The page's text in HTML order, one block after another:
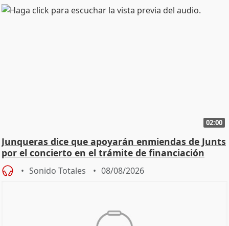
02:00
Junqueras dice que apoyarán enmiendas de Junts
por el concierto en el trámite de financiación
Sonido Totales 08/08/2026